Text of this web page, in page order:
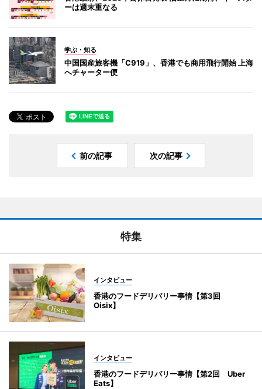
ーは週末重なる
学ぶ・知る
中国国産旅客機「C919」、香港でも商用飛行開始 上海
へチャーター便
前の記事 次の記事
特集
インタビュー
香港のフードデリバリー事情【第3回
Oisix】
インタビュー
香港のフードデリバリー事情【第2回 Uber
Eats】